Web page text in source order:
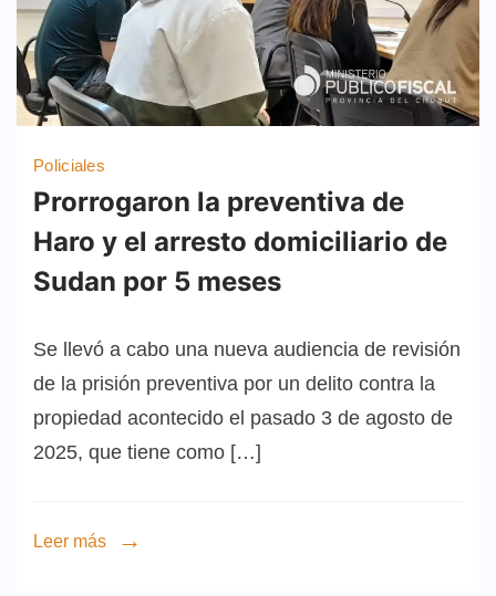
Policiales
Prorrogaron la preventiva de
Haro y el arresto domiciliario de
Sudan por 5 meses
Se llevó a cabo una nueva audiencia de revisión
de la prisión preventiva por un delito contra la
propiedad acontecido el pasado 3 de agosto de
2025, que tiene como […]
Leer más